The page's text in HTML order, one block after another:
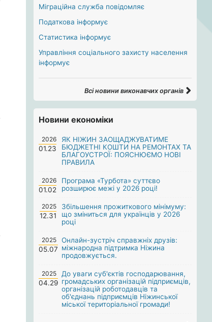
Міграційна служба повідомляє
Податкова інформує
Статистика інформує
Управління соціального захисту населення
інформує
Всі новини виконавчих органів
Новини економіки
2026
01.23
ЯК НІЖИН ЗАОЩАДЖУВАТИМЕ
БЮДЖЕТНІ КОШТИ НА РЕМОНТАХ ТА
БЛАГОУСТРОЇ: ПОЯСНЮЄМО НОВІ
ПРАВИЛА
2026
01.02
Програма «Турбота» суттєво
розширює межі у 2026 році!
2025
12.31
Збільшення прожиткового мінімуму:
що зміниться для українців у 2026
році
2025
05.07
Онлайн-зустріч справжніх друзів:
міжнародна підтримка Ніжина
продовжується.
2025
04.29
До уваги суб'єктів господарювання,
громадських організацій підприємців,
організацій роботодавців та
об'єднань підприємців Ніжинської
міської територіальної громади!